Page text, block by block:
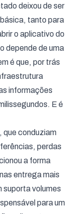
deixou de ser
tanto para
o aplicativo do
depende de uma
é que, por trás
informações
E é
que conduziam
perdas
a forma
entrega mais
suporta volumes
para um